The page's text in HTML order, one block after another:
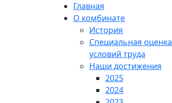
Главная
О комбинате
История
Специальная оценка
условий труда
Наши достижения
2025
2024